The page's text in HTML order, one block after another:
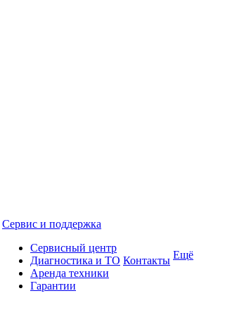
Сервис и поддержка
Сервисный центр
Диагностика и ТО
Аренда техники
Гарантии
Контакты Ещё